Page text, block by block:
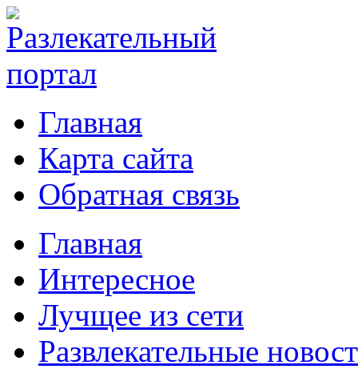
Главная
Карта сайта
Обратная связь
Главная
Интересное
Лучщее из сети
Развлекательные